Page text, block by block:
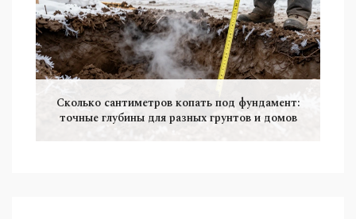
Сколько сантиметров копать под фундамент:
точные глубины для разных грунтов и домов